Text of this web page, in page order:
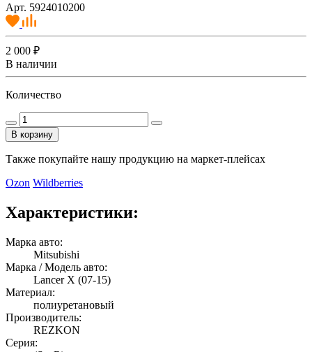
Арт. 5924010200
2 000 ₽
В наличии
Количество
В корзину
Также покупайте нашу продукцию на маркет-плейсах
Ozon Wildberries
Характеристики:
Марка авто:
Mitsubishi
Марка / Модель авто:
Lancer Х (07-15)
Материал:
полиуретановый
Производитель:
REZKON
Серия: